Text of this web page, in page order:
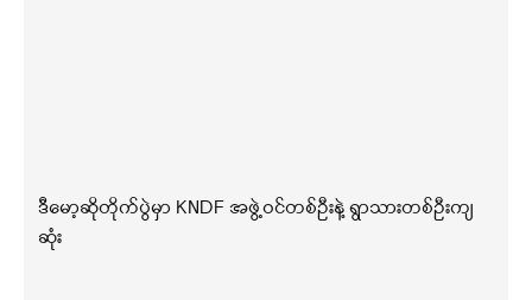
ဒီမော့ဆိုတိုက်ပွဲမှာ KNDF အဖွဲ့ဝင်တစ်ဦးနဲ့ ရွာသားတစ်ဦးကျ
ဆုံး